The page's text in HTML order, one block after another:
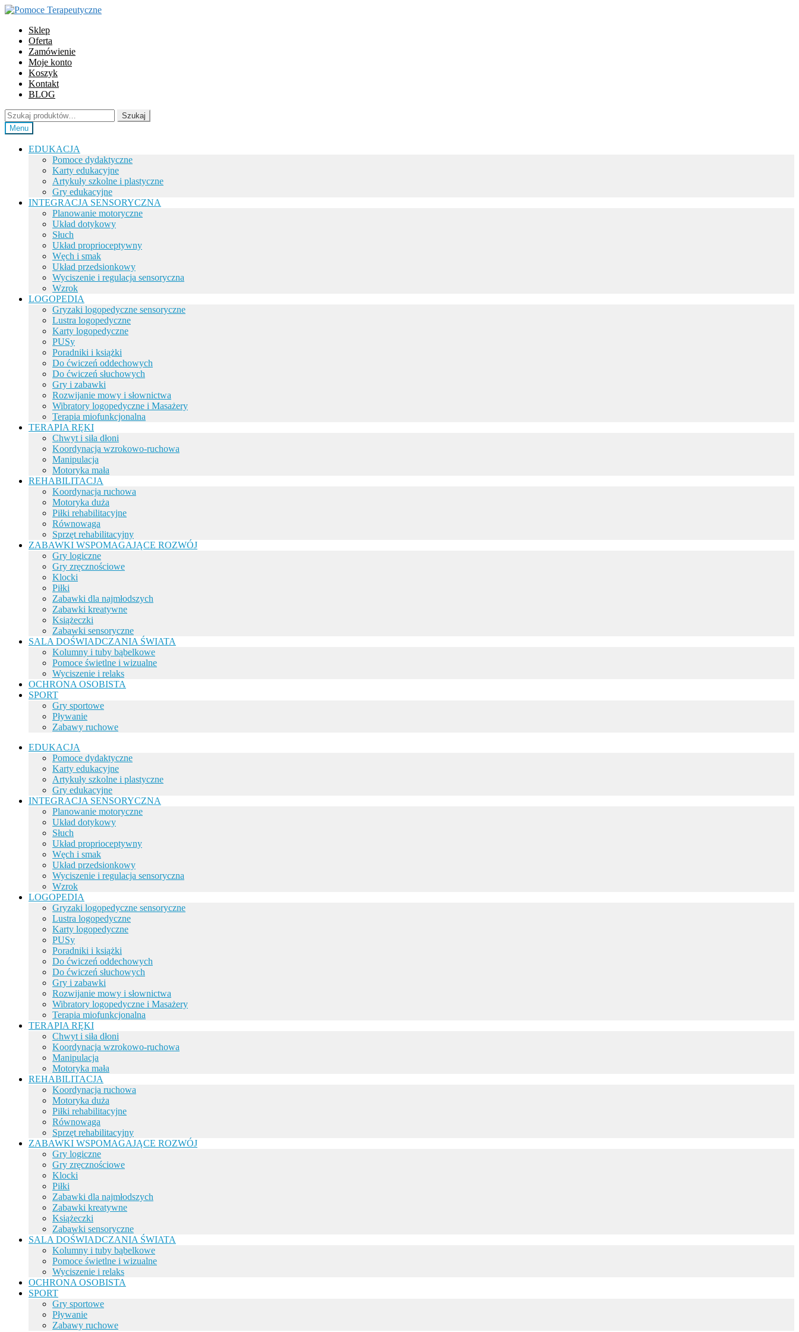
Przejdź
nawigacji
Przejdź
treści
Sklep
Oferta
Zamówienie
Moje konto
Koszyk
Kontakt
BLOG
Szukaj:
Szukaj
Menu
EDUKACJA
Pomoce dydaktyczne
Karty edukacyjne
Artykuły szkolne i plastyczne
Gry edukacyjne
INTEGRACJA SENSORYCZNA
Planowanie motoryczne
Układ dotykowy
Słuch
Układ proprioceptywny
Węch i smak
Układ przedsionkowy
Wyciszenie i regulacja sensoryczna
Wzrok
LOGOPEDIA
Gryzaki logopedyczne sensoryczne
Lustra logopedyczne
Karty logopedyczne
PUSy
Poradniki i książki
Do ćwiczeń oddechowych
Do ćwiczeń słuchowych
Gry i zabawki
Rozwijanie mowy i słownictwa
Wibratory logopedyczne i Masażery
Terapia miofunkcjonalna
TERAPIA RĘKI
Chwyt i siła dłoni
Koordynacja wzrokowo-ruchowa
Manipulacja
Motoryka mała
REHABILITACJA
Koordynacja ruchowa
Motoryka duża
Piłki rehabilitacyjne
Równowaga
Sprzęt rehabilitacyjny
ZABAWKI WSPOMAGAJĄCE ROZWÓJ
Gry logiczne
Gry zręcznościowe
Klocki
Piłki
Zabawki dla najmłodszych
Zabawki kreatywne
Książeczki
Zabawki sensoryczne
SALA DOŚWIADCZANIA ŚWIATA
Kolumny i tuby bąbelkowe
Pomoce świetlne i wizualne
Wyciszenie i relaks
OCHRONA OSOBISTA
SPORT
Gry sportowe
Pływanie
Zabawy ruchowe
EDUKACJA
Pomoce dydaktyczne
Karty edukacyjne
Artykuły szkolne i plastyczne
Gry edukacyjne
INTEGRACJA SENSORYCZNA
Planowanie motoryczne
Układ dotykowy
Słuch
Układ proprioceptywny
Węch i smak
Układ przedsionkowy
Wyciszenie i regulacja sensoryczna
Wzrok
LOGOPEDIA
Gryzaki logopedyczne sensoryczne
Lustra logopedyczne
Karty logopedyczne
PUSy
Poradniki i książki
Do ćwiczeń oddechowych
Do ćwiczeń słuchowych
Gry i zabawki
Rozwijanie mowy i słownictwa
Wibratory logopedyczne i Masażery
Terapia miofunkcjonalna
TERAPIA RĘKI
Chwyt i siła dłoni
Koordynacja wzrokowo-ruchowa
Manipulacja
Motoryka mała
REHABILITACJA
Koordynacja ruchowa
Motoryka duża
Piłki rehabilitacyjne
Równowaga
Sprzęt rehabilitacyjny
ZABAWKI WSPOMAGAJĄCE ROZWÓJ
Gry logiczne
Gry zręcznościowe
Klocki
Piłki
Zabawki dla najmłodszych
Zabawki kreatywne
Książeczki
Zabawki sensoryczne
SALA DOŚWIADCZANIA ŚWIATA
Kolumny i tuby bąbelkowe
Pomoce świetlne i wizualne
Wyciszenie i relaks
OCHRONA OSOBISTA
SPORT
Gry sportowe
Pływanie
Zabawy ruchowe